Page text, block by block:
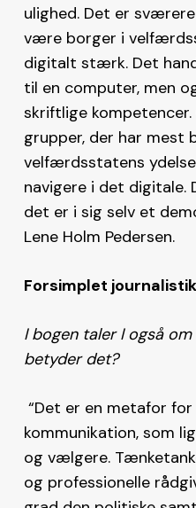
ulighed. Det er
være borger i
digitalt stærk. Det
til en computer, men
skriftlige
grupper, der har mest
velfærdsstatens
navigere i det digitale.
det er i sig selv et
Lene Holm Pedersen.
Forsimplet journalistik
I bogen taler I også
betyder det?
“Det er en metafor
kommunikation, som
og vælgere.
og professionelle